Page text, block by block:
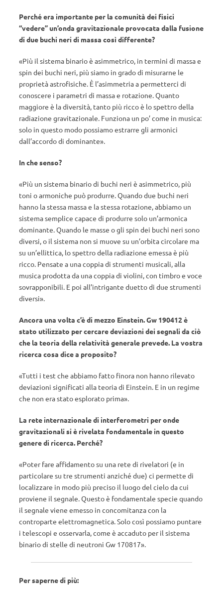
Perché era importante per la comunità dei fisici
“vedere” un’onda gravitazionale provocata dalla fusione
di due buchi neri di massa così differente?
«Più il sistema binario è asimmetrico, in termini di massa e
spin dei buchi neri, più siamo in grado di misurarne le
proprietà astrofisiche. È l’asimmetria a permetterci di
conoscere i parametri di massa e rotazione. Quanto
maggiore è la diversità, tanto più ricco è lo spettro della
radiazione gravitazionale. Funziona un po’ come in musica:
solo in questo modo possiamo estrarre gli armonici
dall’accordo di dominante».
In che senso?
«Più un sistema binario di buchi neri è asimmetrico, più
toni o armoniche può produrre. Quando due buchi neri
hanno la stessa massa e la stessa rotazione, abbiamo un
sistema semplice capace di produrre solo un’armonica
dominante. Quando le masse o gli spin dei buchi neri sono
diversi, o il sistema non si muove su un’orbita circolare ma
su un’ellittica, lo spettro della radiazione emessa è più
ricco. Pensate a una coppia di strumenti musicali, alla
musica prodotta da una coppia di violini, con timbro e voce
sovrapponibili. E poi all’intrigante duetto di due strumenti
diversi».
Ancora una volta c’è di mezzo Einstein. Gw 190412 è
stato utilizzato per cercare deviazioni dei segnali da ciò
che la teoria della relatività generale prevede. La vostra
ricerca cosa dice a proposito?
«Tutti i test che abbiamo fatto finora non hanno rilevato
deviazioni significati alla teoria di Einstein. E in un regime
che non era stato esplorato prima».
La rete internazionale di interferometri per onde
gravitazionali si è rivelata fondamentale in questo
genere di ricerca. Perché?
«Poter fare affidamento su una rete di rivelatori (e in
particolare su tre strumenti anziché due) ci permette di
localizzare in modo più preciso il luogo del cielo da cui
proviene il segnale. Questo è fondamentale specie quando
il segnale viene emesso in concomitanza con la
controparte elettromagnetica. Solo così possiamo puntare
i telescopi e osservarla, come è accaduto per il sistema
binario di stelle di neutroni Gw 170817».
Per saperne di più: